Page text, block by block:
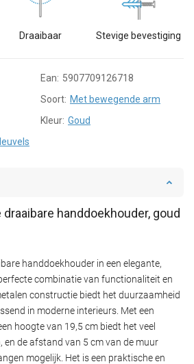
Draaibaar Stevige bevestiging
Ean: 5907709126718
Soort: Met bewegende arm
Kleur: Goud
handdoekhouder, goud
handdoekhouder in een elegante,
combinatie van functionaliteit en
constructie biedt het duurzaamheid
in moderne interieurs. Met een
hoogte van 19,5 cm biedt het veel
en de afstand van 5 cm van de muur
mogelijk. Het is een praktische en